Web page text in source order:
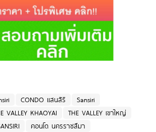
CONDO แสนสิริ
Sansiri
VALLEY KHAOYAI
THE VALLEY เขาใหญ่
คอนโด นครราชสีมา